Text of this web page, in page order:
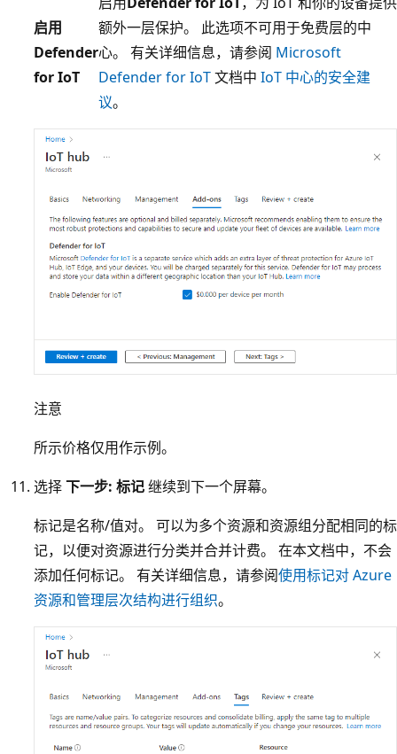
启用
Defender
for IoT
额外一层保护。 此选项不可用于免费层的中
心。 有关详细信息，请参阅 Microsoft
Defender for IoT文档中 IoT 中心的安全建
议。
注意
所示价格仅用作示例。
选择下一步: 标记继续到下一个屏幕。
标记是名称/值对。 可以为多个资源和资源组分配相同的标
记，以便对资源进行分类并合并计费。 在本文档中，不会
添加任何标记。 有关详细信息，请参阅使用标记对 Azure
资源和管理层次结构进行组织。